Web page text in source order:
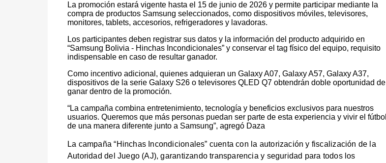
La promoción estará vigente hasta el 15 de junio de 2026 y permite participar mediante la
compra de productos Samsung seleccionados, como dispositivos móviles, televisores,
monitores, tablets, accesorios, refrigeradores y lavadoras.
Los participantes deben registrar sus datos y la información del producto adquirido en
“Samsung Bolivia - Hinchas Incondicionales” y conservar el tag físico del equipo, requisito
indispensable en caso de resultar ganador.
Como incentivo adicional, quienes adquieran un Galaxy A07, Galaxy A57, Galaxy A37,
dispositivos de la serie Galaxy S26 o televisores QLED Q7 obtendrán doble oportunidad de
ganar dentro de la promoción.
“La campaña combina entretenimiento, tecnología y beneficios exclusivos para nuestros
usuarios. Queremos que más personas puedan ser parte de esta experiencia y vivir el fútbol
de una manera diferente junto a Samsung”, agregó Daza
La campaña “Hinchas Incondicionales” cuenta con la autorización y fiscalización de la
Autoridad del Juego (AJ), garantizando transparencia y seguridad para todos los